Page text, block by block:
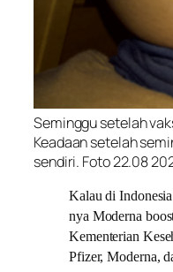
Seminggu setelah
Keadaan setelah
sendiri. Foto 22.08
Kalau di
nya Moderna
Kementerian
Pfizer, Moderna,